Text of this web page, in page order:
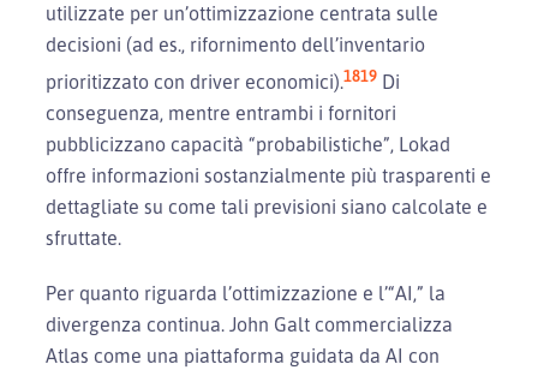
utilizzate per un’ottimizzazione centrata sulle
decisioni (ad es., rifornimento dell’inventario
prioritizzato con driver economici).1819 Di
conseguenza, mentre entrambi i fornitori
pubblicizzano capacità “probabilistiche”, Lokad
offre informazioni sostanzialmente più trasparenti e
dettagliate su come tali previsioni siano calcolate e
sfruttate.
Per quanto riguarda l’ottimizzazione e l’“AI,” la
divergenza continua. John Galt commercializza
Atlas come una piattaforma guidata da AI con